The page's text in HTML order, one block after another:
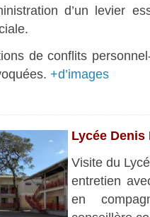
d’un levier
de conflits
+d’images
Lycée Denis
Visite du
entretien
en